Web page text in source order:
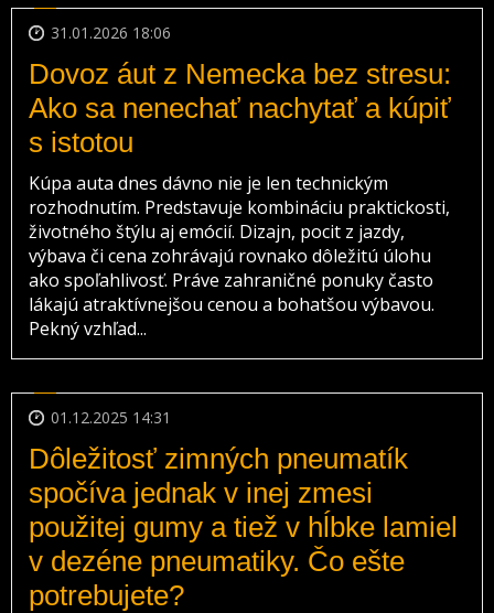
31.01.2026 18:06
Dovoz áut z Nemecka bez stresu:
Ako sa nenechať nachytať a kúpiť
s istotou
Kúpa auta dnes dávno nie je len technickým
rozhodnutím. Predstavuje kombináciu praktickosti,
životného štýlu aj emócií. Dizajn, pocit z jazdy,
výbava či cena zohrávajú rovnako dôležitú úlohu
ako spoľahlivosť. Práve zahraničné ponuky často
lákajú atraktívnejšou cenou a bohatšou výbavou.
Pekný vzhľad...
01.12.2025 14:31
Dôležitosť zimných pneumatík
spočíva jednak v inej zmesi
použitej gumy a tiež v hĺbke lamiel
v dezéne pneumatiky. Čo ešte
potrebujete?